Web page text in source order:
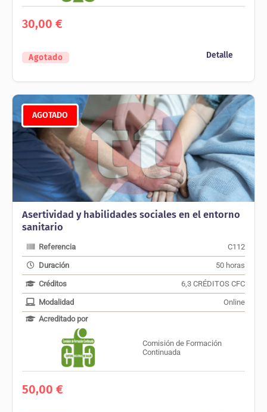
30,00€
Agotado Detalle
AGOTADO
Asertividad y habilidades sociales en el entorno
sanitario
Referencia C112
Duración 50 horas
Créditos 6,3 CRÉDITOS CFC
Modalidad
Online
Acreditado por
Comisión de Formación
Continuada
50,00€